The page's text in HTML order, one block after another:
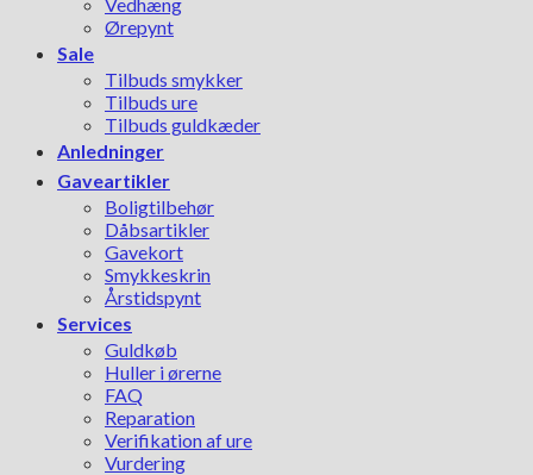
Ørepynt
Sale
Tilbuds smykker
Tilbuds ure
Tilbuds guldkæder
Anledninger
Gaveartikler
Boligtilbehør
Dåbsartikler
Gavekort
Smykkeskrin
Årstidspynt
Services
Guldkøb
Huller i ørerne
FAQ
Reparation
Verifikation af ure
Vurdering